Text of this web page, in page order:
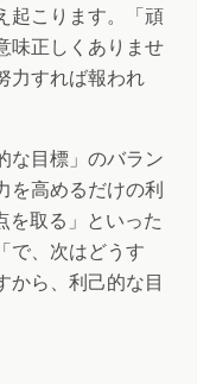
起こります。「頑
味正しくありませ
力すれば報われ
な目標」のバラン
を高めるだけの利
を取る」といった
で、次はどうす
から、利己的な目